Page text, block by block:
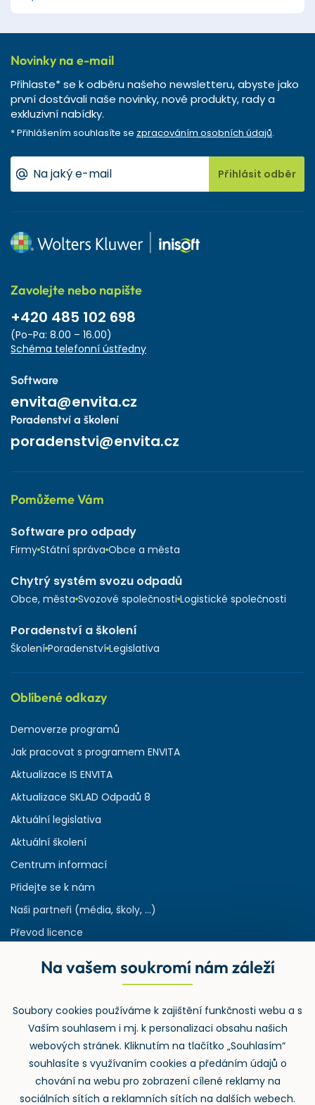
Novinky na e-mail
Přihlaste* se k odběru našeho newsletteru, abyste jako
první dostávali naše novinky, nové produkty, rady a
exkluzivní nabídky.
* Přihlášením souhlasíte se zpracováním osobních údajů.
Přihlásit odběr
Zavolejte nebo napište
+420 485 102 698
(Po-Pa: 8.00 – 16.00)
Schéma telefonní ústředny
Software
envita@envita.cz
Poradenství a školení
poradenstvi@envita.cz
Pomůžeme Vám
Software pro odpady
Firmy Státní správa Obce a města
Chytrý systém svozu odpadů
Obce, města Svozové společnosti Logistické společnosti
Poradenství a školení
Školení Poradenství Legislativa
Oblíbené odkazy
Demoverze programů
Jak pracovat s programem ENVITA
Aktualizace IS ENVITA
Aktualizace SKLAD Odpadů 8
Aktuální legislativa
Aktuální školení
Centrum informací
Přidejte se k nám
Naši partneři (média, školy, ...)
Převod licence
Rejstřík používaných zkratek v odpadech
Zpětný odběr
Na vašem soukromí nám záleží
Soubory cookies používáme k zajištění funkčnosti webu a s
Vaším souhlasem i mj. k personalizaci obsahu našich
webových stránek. Kliknutím na tlačítko „Souhlasím“
souhlasíte s využívaním cookies a předáním údajů o
chování na webu pro zobrazení cílené reklamy na
sociálních sítích a reklamních sítích na dalších webech.